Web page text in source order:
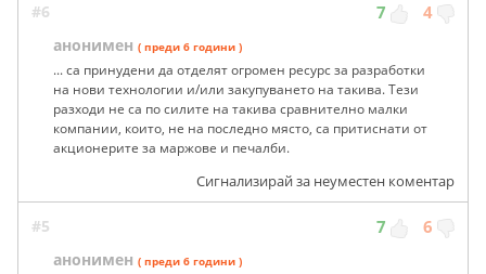
#6 7 4
анонимен ( преди 6 години )
... са принудени да отделят огромен ресурс за разработки
на нови технологии и/или закупуването на такива. Тези
разходи не са по силите на такива сравнително малки
компании, които, не на последно място, са притиснати от
акционерите за маржове и печалби.
Сигнализирай за неуместен коментар
#5 7 6
анонимен ( преди 6 години )